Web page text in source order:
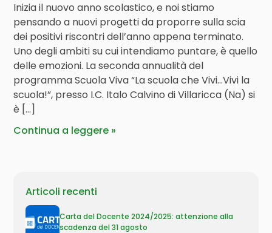
Inizia il nuovo anno scolastico, e noi stiamo
pensando a nuovi progetti da proporre sulla scia
dei positivi riscontri dell’anno appena terminato.
Uno degli ambiti su cui intendiamo puntare, è quello
delle emozioni. La seconda annualità del
programma Scuola Viva “La scuola che Vivi…Vivi la
scuola!”, presso I.C. Italo Calvino di Villaricca (Na) si
è […]
Continua a leggere
Articoli recenti
Carta del Docente 2024/2025: attenzione alla
scadenza del 31 agosto